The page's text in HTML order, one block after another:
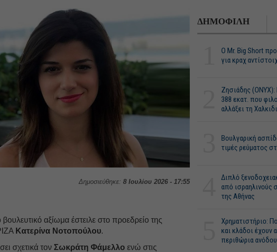
Δημοσιεύθηκε: 8 Ιουλίου 2026 - 17:55
αξίωμα έστειλε στο προεδρείο της
Κατερίνα Νοτοπούλου.
σχετικά τονΣωκράτη Φάμελλο ενώ στις
ΔΗΜΟΦΙΛΗ
O Mr. Big Short
για κραχ
Ζησιάδης
388 εκατ. που
αλλάξει τη
Βουλγαρική
τιμές ρεύματος
Διπλό
από ισραηλινούς
της Αθήνας
Χρηματιστήριο:
και κλάδοι έχουν
περιθώρια ανόδου